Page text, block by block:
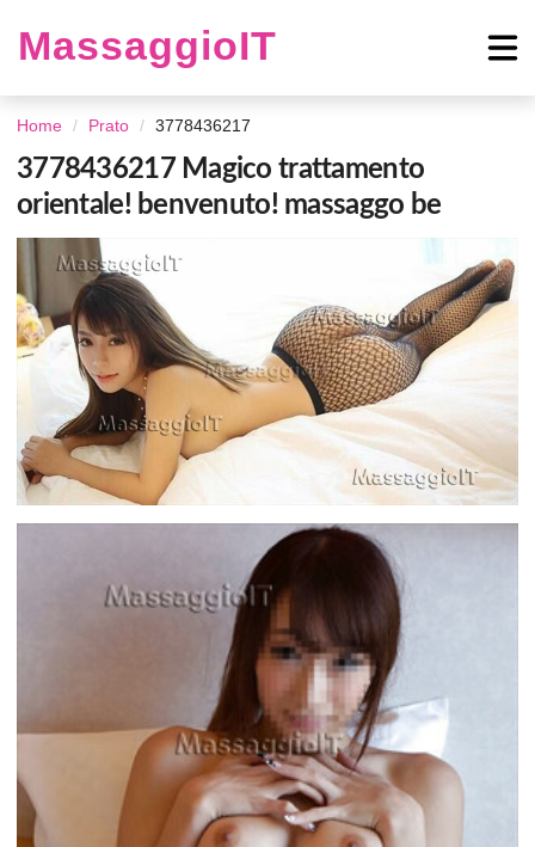
MassaggioIT
Home Prato 3778436217
3778436217 Magico trattamento
orientale! benvenuto! massaggo be